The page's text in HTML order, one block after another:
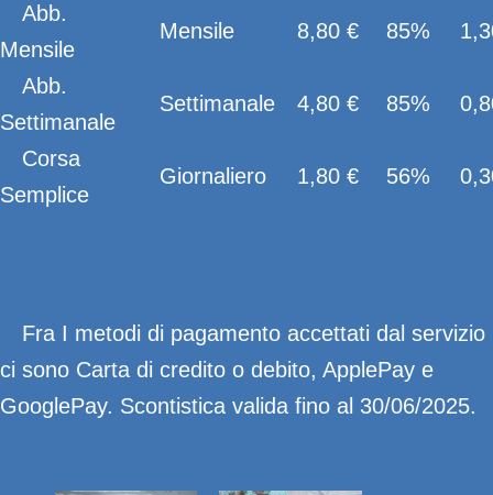
Abb.
Mensile
Mensile 8,80 € 85%
Abb.
Settimanale
Settimanale 4,80 € 85%
Corsa
Semplice
Giornaliero 1,80 € 56%
Fra I metodi di pagamento accettati dal servizio
ci sono Carta di credito o debito, ApplePay e
GooglePay. Scontistica valida fino al 30/06/2025.